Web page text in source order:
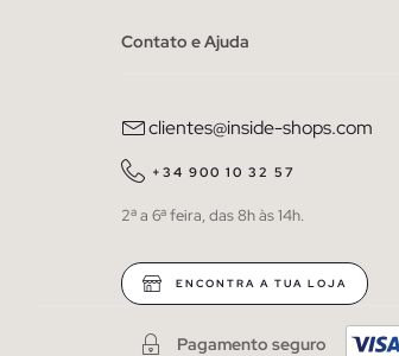
Contato e Ajuda
clientes@inside-shops.com
+34 900 10 32 57
2ª a 6ª feira, das 8h às 14h.
ENCONTRA A TUA LOJA
Pagamento seguro